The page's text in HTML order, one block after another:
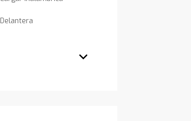
Delantera